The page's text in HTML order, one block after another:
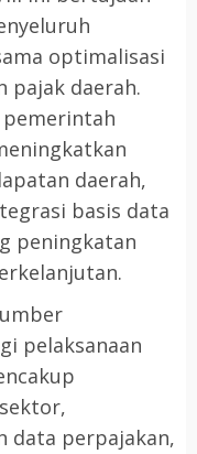
optimalisasi
pajak daerah.
daerah,
basis data
peningkatan
pelaksanaan
data perpajakan,